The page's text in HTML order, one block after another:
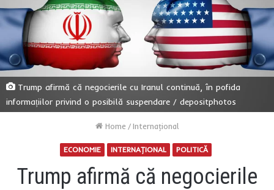
Trump afirmă că negocierile cu Iranul continuă, în pofida
informațiilor privind o posibilă suspendare / depositphotos
Home / Internaţional
ECONOMIE INTERNAŢIONAL POLITICĂ
Trump afirmă că negocierile